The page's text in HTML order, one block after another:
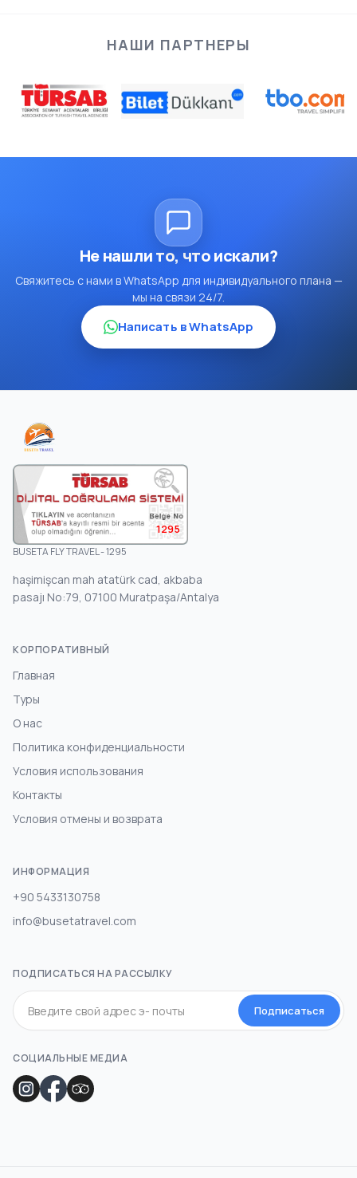
НАШИ ПАРТНЕРЫ
Не нашли то, что искали?
Свяжитесь с нами в WhatsApp для индивидуального плана —
мы на связи 24/7.
Написать в WhatsApp
1295
BUSETA FLY TRAVEL - 1295
haşimişcan mah atatürk cad, akbaba
pasajı No:79, 07100 Muratpaşa/Antalya
КОРПОРАТИВНЫЙ
Главная
Туры
О нас
Политика конфиденциальности
Условия использования
Контакты
Условия отмены и возврата
ИНФОРМАЦИЯ
+90 5433130758
info@busetatravel.com
ПОДПИСАТЬСЯ НА РАССЫЛКУ
Подписаться
СОЦИАЛЬНЫЕ МЕДИА